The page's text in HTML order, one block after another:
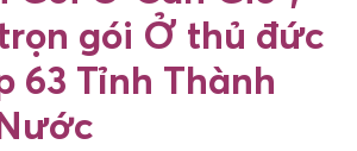
gói Ở thủ đức
63 Tỉnh Thành